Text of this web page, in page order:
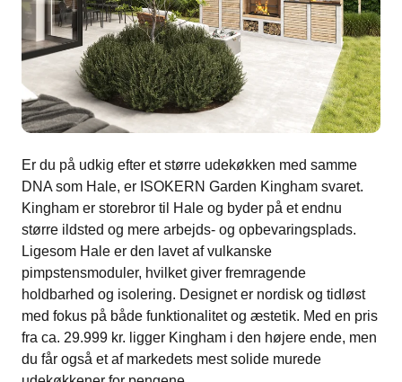
Er du på udkig efter et større udekøkken med samme
DNA som Hale, er ISOKERN Garden Kingham svaret.
Kingham er storebror til Hale og byder på et endnu
større ildsted og mere arbejds- og opbevaringsplads​.
Ligesom Hale er den lavet af vulkanske
pimpstensmoduler, hvilket giver fremragende
holdbarhed og isolering. Designet er nordisk og tidløst
med fokus på både funktionalitet og æstetik​. Med en pris
fra ca. 29.999 kr. ligger Kingham i den højere ende, men
du får også et af markedets mest solide murede